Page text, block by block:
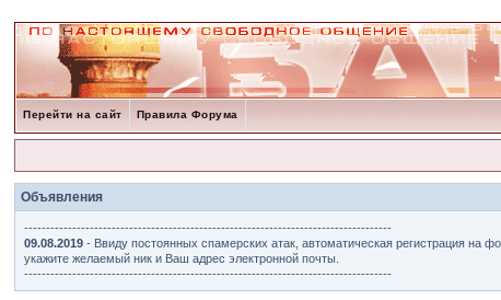
Перейти на сайт Правила Форума
Объявления
------------------------------------------------------------------------------------
09.08.2019 - Ввиду постоянных спамерских атак, автоматическая регистрация на
укажите желаемый ник и Ваш адрес электронной почты.
------------------------------------------------------------------------------------